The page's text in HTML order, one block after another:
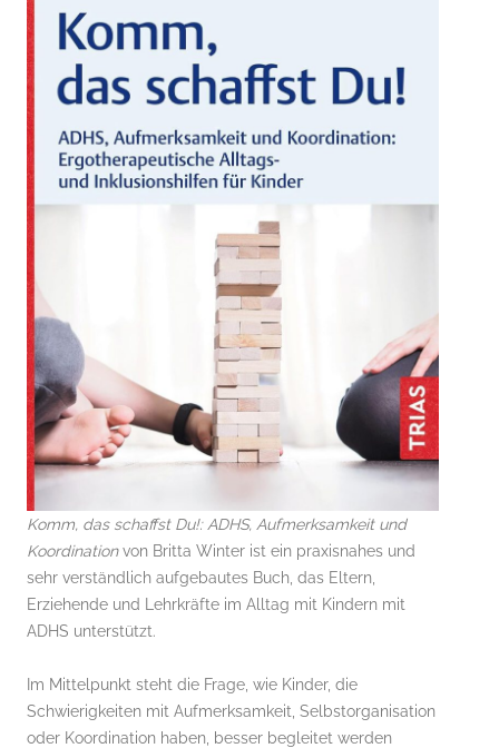
Komm, das schaffst Du!: ADHS, Aufmerksamkeit und
Koordinationvon Britta Winter ist ein praxisnahes und
sehr verständlich aufgebautes Buch, das Eltern,
Erziehende und Lehrkräfte im Alltag mit Kindern mit
ADHS unterstützt.
Im Mittelpunkt steht die Frage, wie Kinder, die
Schwierigkeiten mit Aufmerksamkeit, Selbstorganisation
oder Koordination haben, besser begleitet werden